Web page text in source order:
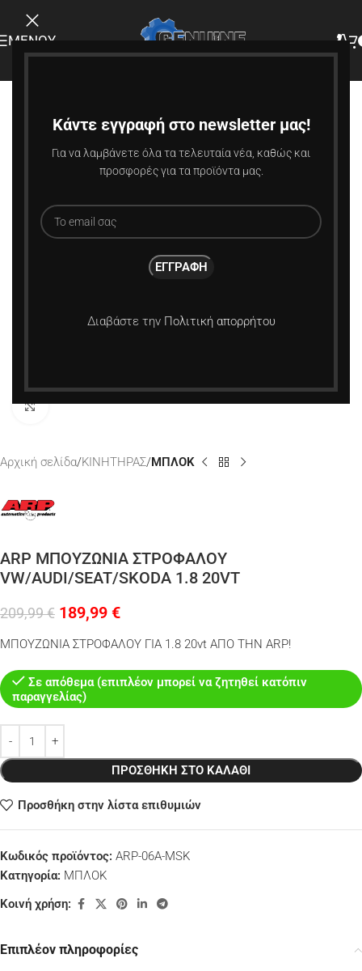
Κάντε εγγραφή στο newsletter μας!
Για να λαμβάνετε όλα τα τελευταία νέα, καθώς και
προσφορές για τα προϊόντα μας.
Διαβάστε την Πολιτική απορρήτου
ΜΕΝΟΎ
Κάντε κλικ για μεγέθυνση
Αρχική σελίδα ΚΙΝΗΤΗΡΑΣ ΜΠΛΟΚ
ARP ΜΠΟΥΖΩΝΙΑ ΣΤΡΟΦΑΛΟΥ
VW/AUDI/SEAT/SKODA 1.8 20VT
209,99€ 189,99 €
ΜΠΟΥΖΩΝΙΑ ΣΤΡΟΦΑΛΟΥ ΓΙΑ 1.8 20vt ΑΠΟ ΤΗΝ ARP!
Σε απόθεμα (επιπλέον μπορεί να ζητηθεί κατόπιν
παραγγελίας)
ΠΡΟΣΘΉΚΗ ΣΤΟ ΚΑΛΆΘΙ
Προσθήκη στην λίστα επιθυμιών
Κωδικός προϊόντος: ARP-06A-MSK
Κατηγορία: ΜΠΛΟΚ
Κοινή χρήση:
Επιπλέον πληροφορίες